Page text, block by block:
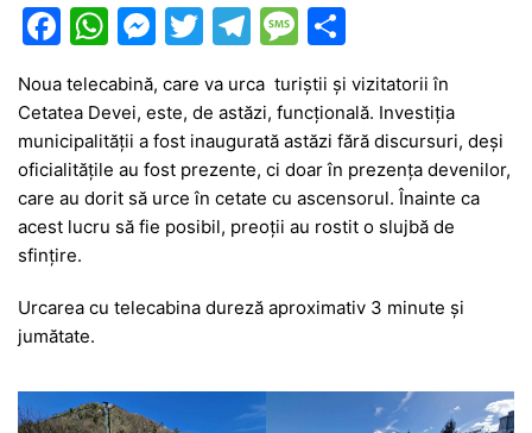
F
c
e
b
o
o
k
W
h
at
s
A
p
M
s
s
e
n
er
T
itt
er
T
e
gr
a
m
M
e
s
s
a
g
ar
ta
je
a
z
Noua telecabină, care va urca turiștii și vizitatorii în
Cetatea Devei, este, de astăzi, funcțională. Investiția
municipalității a fost inaugurată astăzi fără discursuri, deși
oficialitățile au fost prezente, ci doar în prezența devenilor,
care au dorit să urce în cetate cu ascensorul. Înainte ca
acest lucru să fie posibil, preoții au rostit o slujbă de
sfințire.
Urcarea cu telecabina dureză aproximativ 3 minute și
jumătate.